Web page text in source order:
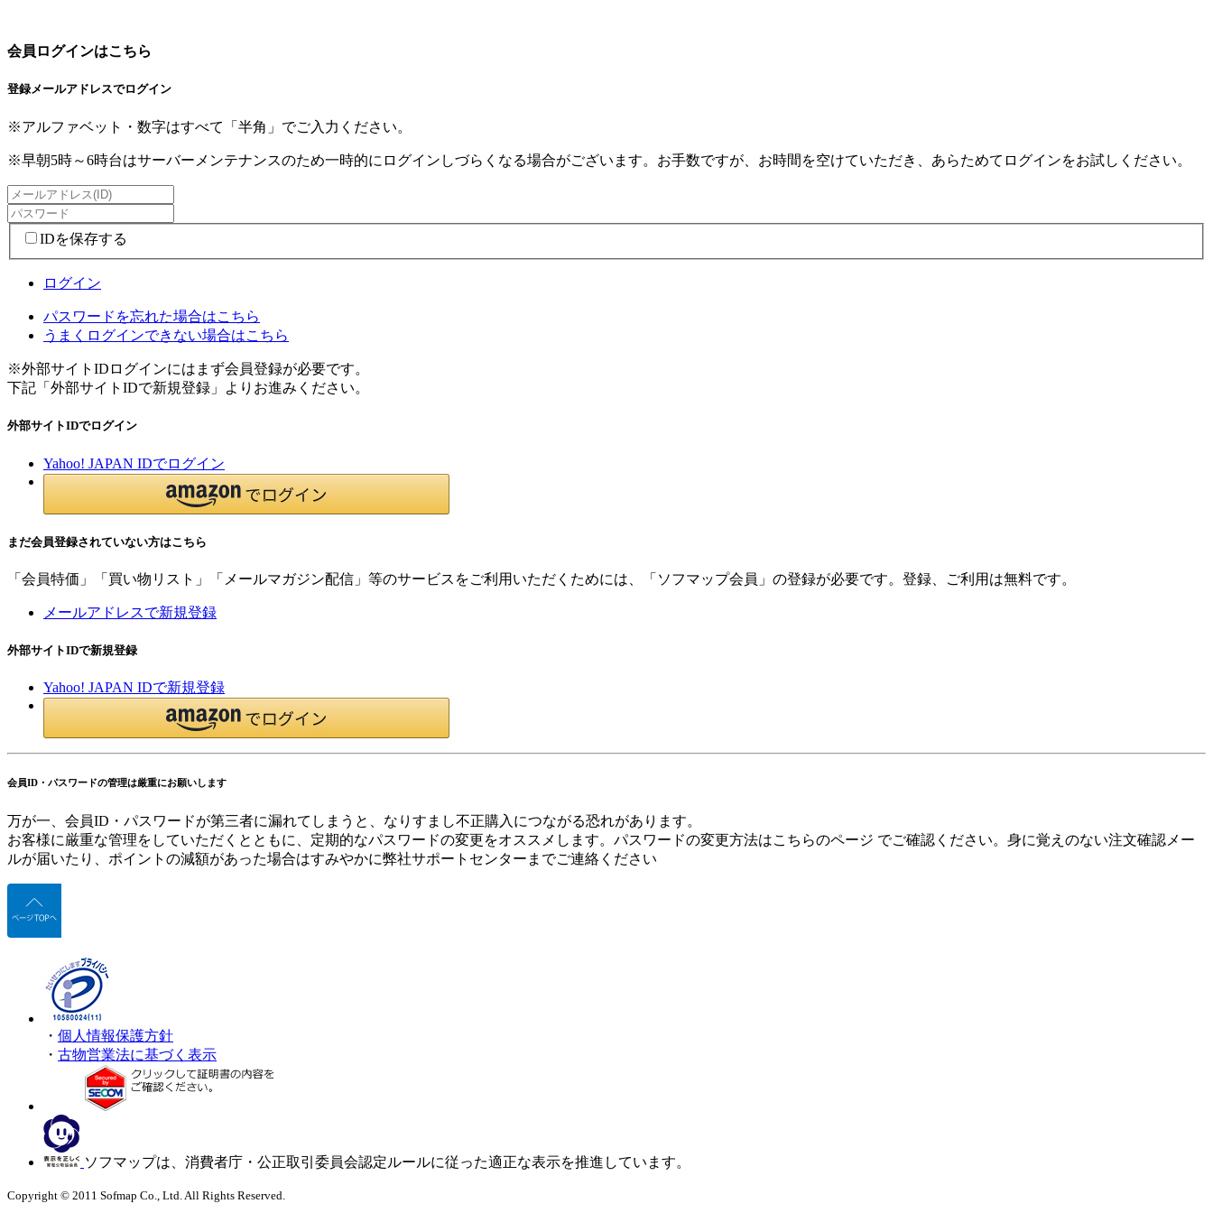
会員ログインはこちら
登録メールアドレスでログイン
※アルファベット・数字はすべて「半角」でご入力ください。
※早朝5時～6時台はサーバーメンテナンスのため一時的にログインしづらくなる場合がございます。お手数ですが、お時間を空けていただき、あらためてログインをお試しください。
IDを保存する
ログイン
パスワードを忘れた場合はこちら
うまくログインできない場合はこちら
※外部サイトIDログインにはまず会員登録が必要です。
下記「外部サイトIDで新規登録」よりお進みください。
外部サイトIDでログイン
Yahoo! JAPAN IDでログイン
まだ会員登録されていない方はこちら
「会員特価」「買い物リスト」「メールマガジン配信」等のサービスをご利用いただくためには、「ソフマップ会員」の登録が必要です。登録、ご利用は無料です。
メールアドレスで新規登録
外部サイトIDで新規登録
Yahoo! JAPAN IDで新規登録
会員ID・パスワードの管理は厳重にお願いします
万が一、会員ID・パスワードが第三者に漏れてしまうと、なりすまし不正購入につながる恐れがあります。
お客様に厳重な管理をしていただくとともに、定期的なパスワードの変更をオススメします。パスワードの変更方法はこちらのページ でご確認ください。身に覚えのない注文確認メー
ルが届いたり、ポイントの減額があった場合はすみやかに弊社サポートセンターまでご連絡ください
・ 個人情報保護方針
・ 古物営業法に基づく表示
ソフマップは、消費者庁・公正取引委員会認定ルールに従った適正な表示を推進しています。
Copyright © 2011 Sofmap Co., Ltd. All Rights Reserved.